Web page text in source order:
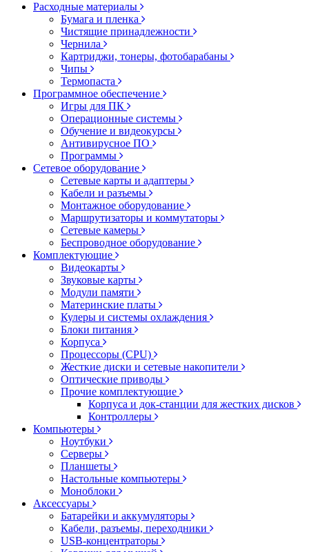
Расходные материалы
Бумага и пленка
Чистящие принадлежности
Чернила
Картриджи, тонеры, фотобарабаны
Чипы
Термопаста
Программное обеспечение
Игры для ПК
Операционные системы
Обучение и видеокурсы
Антивирусное ПО
Программы
Сетевое оборудование
Сетевые карты и адаптеры
Кабели и разъемы
Монтажное оборудование
Маршрутизаторы и коммутаторы
Сетевые камеры
Беспроводное оборудование
Комплектующие
Видеокарты
Звуковые карты
Модули памяти
Материнские платы
Кулеры и системы охлаждения
Блоки питания
Корпуса
Процессоры (CPU)
Жесткие диски и сетевые накопители
Оптические приводы
Прочие комплектующие
Корпуса и док-станции для жестких дисков
Контроллеры
Компьютеры
Ноутбуки
Серверы
Планшеты
Настольные компьютеры
Моноблоки
Аксессуары
Батарейки и аккумуляторы
Кабели, разъемы, переходники
USB-концентраторы